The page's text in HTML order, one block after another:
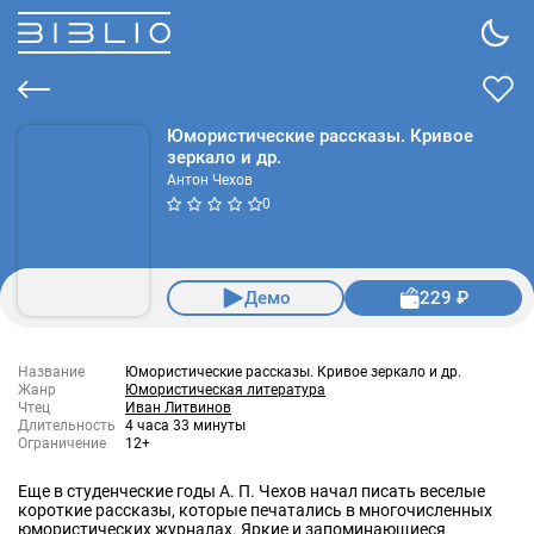
Юмористические рассказы. Кривое
зеркало и др.
Антон Чехов
0
Демо 229 ₽
Название
Юмористические рассказы. Кривое зеркало и др.
Жанр
Юмористическая литература
Чтец
Иван Литвинов
Длительность
4 часа 33 минуты
Ограничение
12+
Еще в студенческие годы А. П. Чехов начал писать веселые
короткие рассказы, которые печатались в многочисленных
юмористических журналах. Яркие и запоминающиеся